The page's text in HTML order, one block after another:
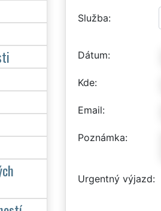
Služba
Dátum
Kde
Email
Poznámka
Urgentný výjazd